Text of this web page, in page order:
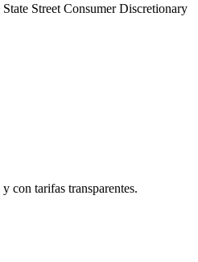
Street Consumer Discretionary
con tarifas transparentes.